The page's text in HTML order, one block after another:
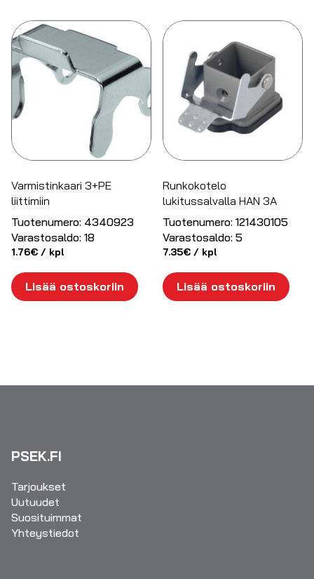
Varmistinkaari 3+PE
liittimiin
Tuotenumero: 4340923
Varastosaldo: 18
1.76€ / kpl
Lisää ostoskoriin
Runkokotelo
lukitussalvalla HAN 3A
Tuotenumero: 121430105
Varastosaldo: 5
7.35€ / kpl
Lisää ostoskoriin
PSEK.FI
Tarjoukset
Uutuudet
Suosituimmat
Yhteystiedot